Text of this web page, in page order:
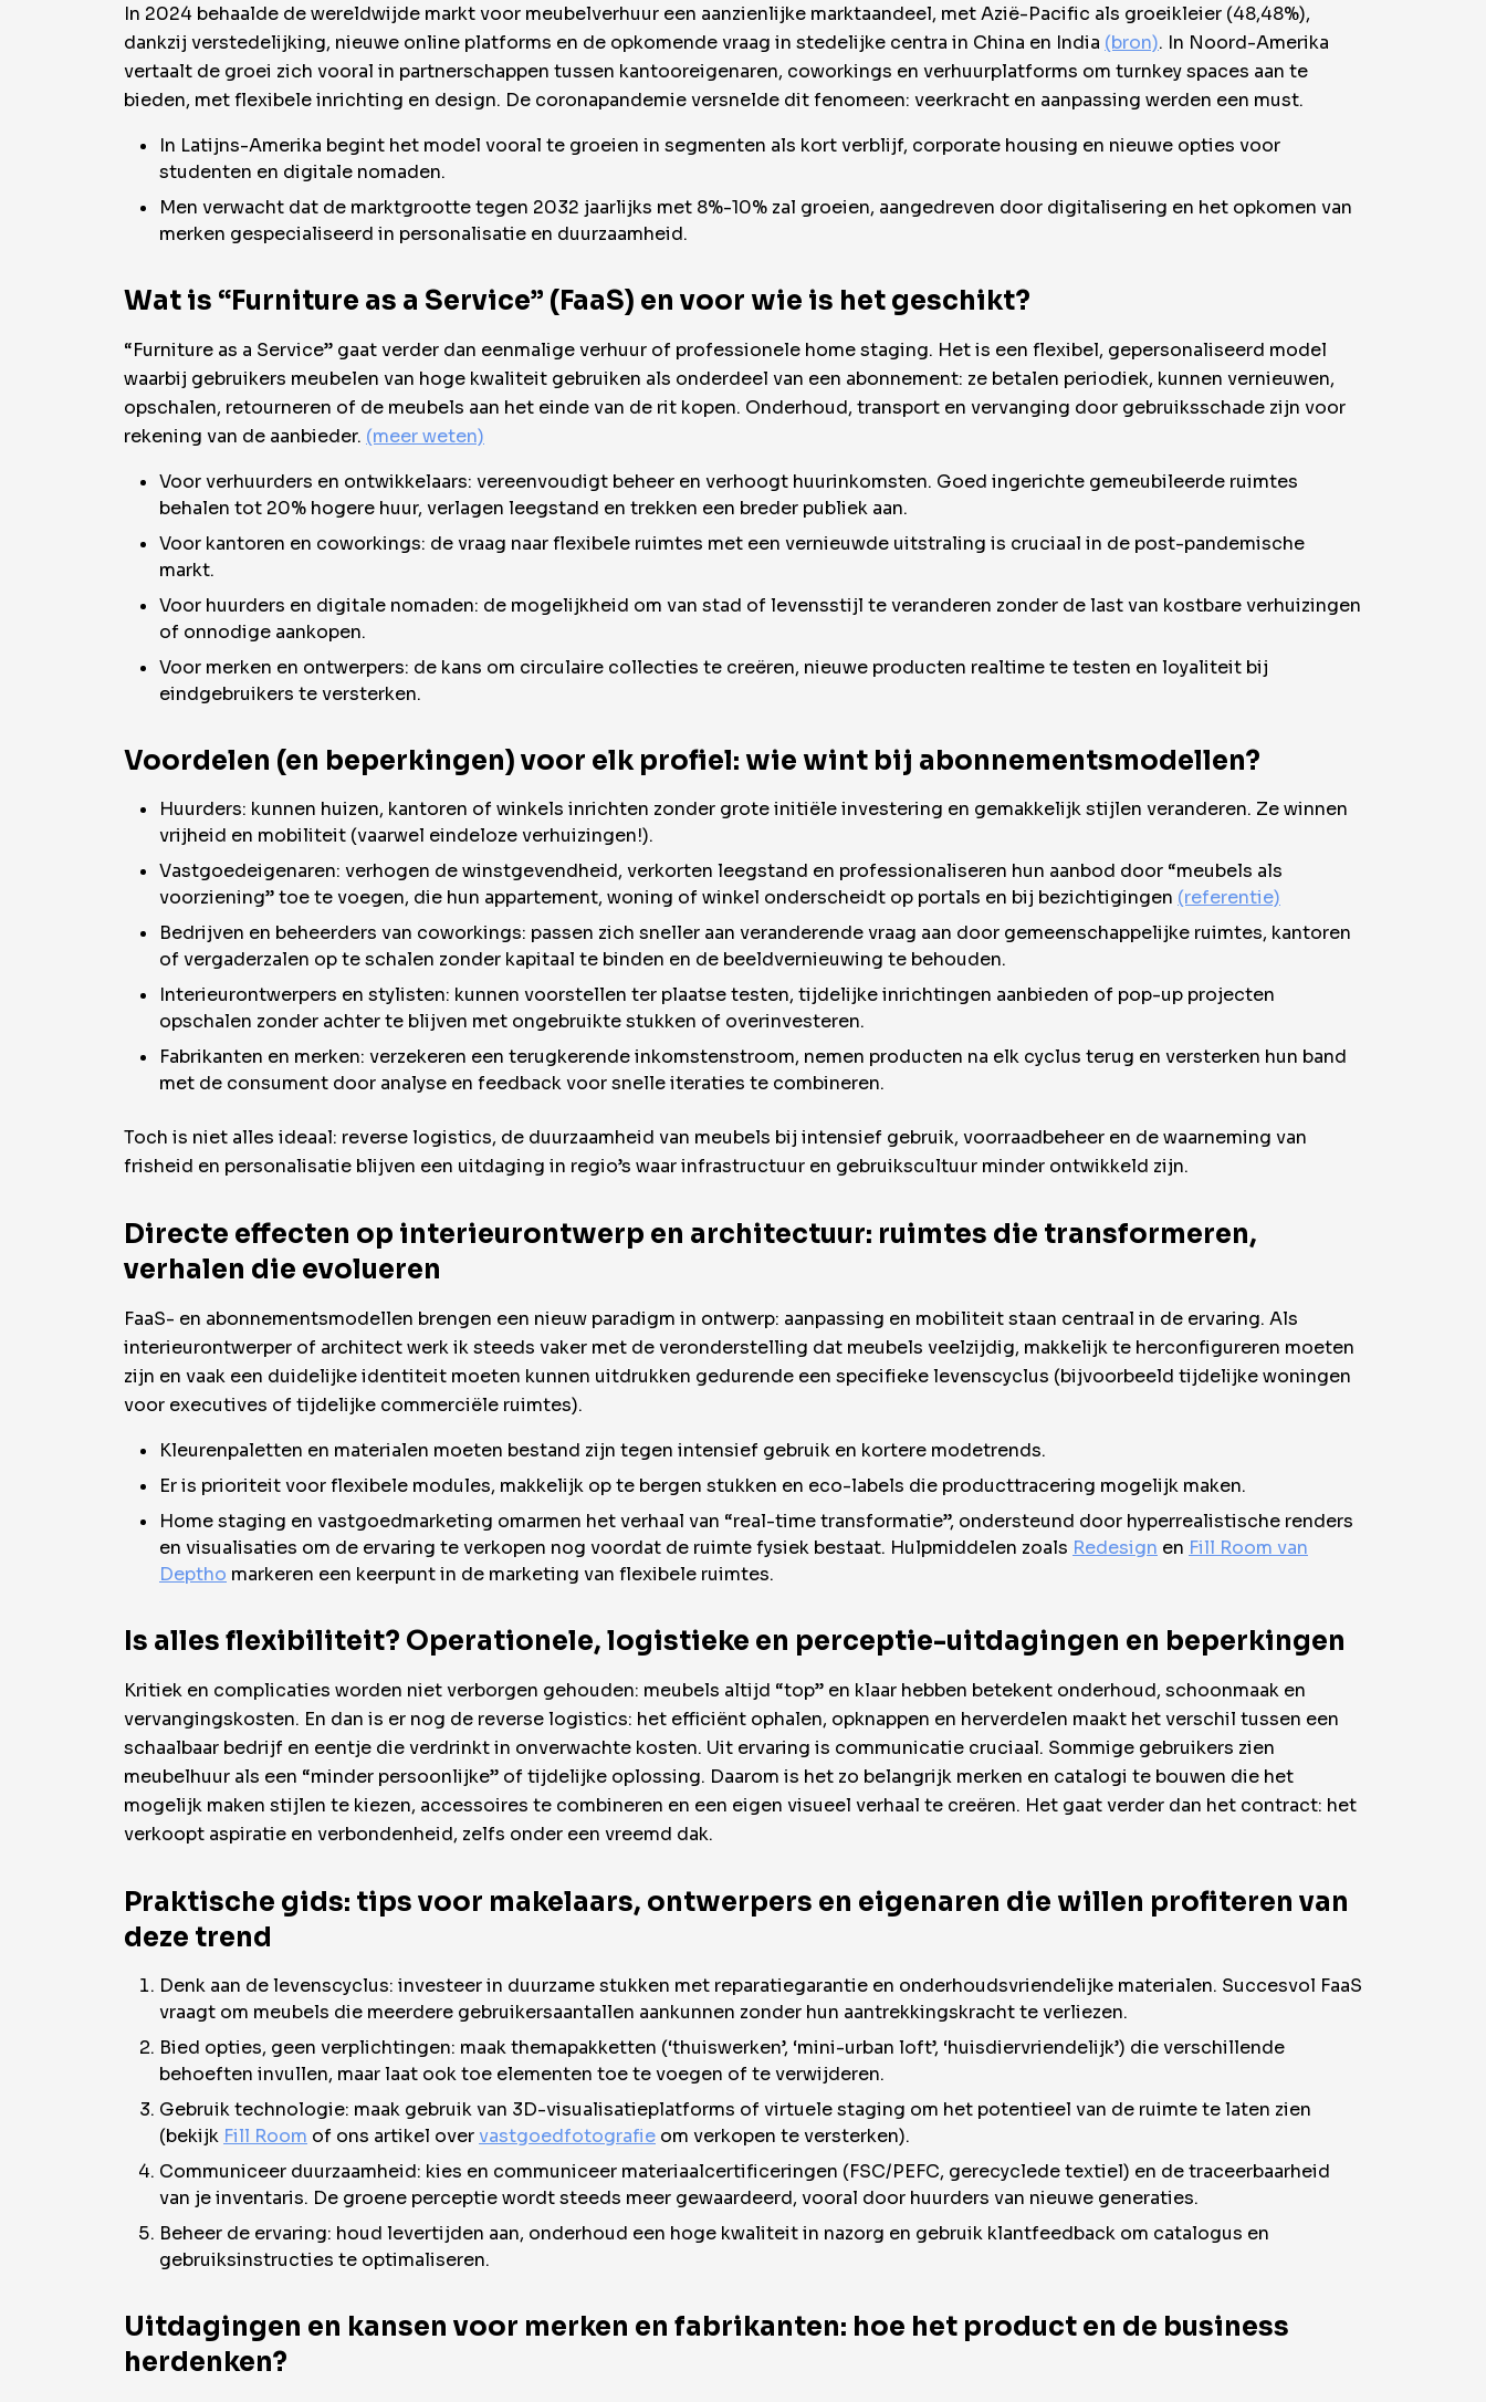
In 2024 behaalde de wereldwijde markt voor meubelverhuur een aanzienlijke marktaandeel, met Azië-Pacific als groeikleier (48,48%),
dankzij verstedelijking, nieuwe online platforms en de opkomende vraag in stedelijke centra in China en India (bron). In Noord-Amerika
vertaalt de groei zich vooral in partnerschappen tussen kantooreigenaren, coworkings en verhuurplatforms om turnkey spaces aan te
bieden, met flexibele inrichting en design. De coronapandemie versnelde dit fenomeen: veerkracht en aanpassing werden een must.
In Latijns-Amerika begint het model vooral te groeien in segmenten als kort verblijf, corporate housing en nieuwe opties voor
studenten en digitale nomaden.
Men verwacht dat de marktgrootte tegen 2032 jaarlijks met 8%-10% zal groeien, aangedreven door digitalisering en het opkomen van
merken gespecialiseerd in personalisatie en duurzaamheid.
Wat is “Furniture as a Service” (FaaS) en voor wie is het geschikt?
“Furniture as a Service” gaat verder dan eenmalige verhuur of professionele home staging. Het is een flexibel, gepersonaliseerd model
waarbij gebruikers meubelen van hoge kwaliteit gebruiken als onderdeel van een abonnement: ze betalen periodiek, kunnen vernieuwen,
opschalen, retourneren of de meubels aan het einde van de rit kopen. Onderhoud, transport en vervanging door gebruiksschade zijn voor
rekening van de aanbieder. (meer weten)
Voor verhuurders en ontwikkelaars: vereenvoudigt beheer en verhoogt huurinkomsten. Goed ingerichte gemeubileerde ruimtes
behalen tot 20% hogere huur, verlagen leegstand en trekken een breder publiek aan.
Voor kantoren en coworkings: de vraag naar flexibele ruimtes met een vernieuwde uitstraling is cruciaal in de post-pandemische
markt.
Voor huurders en digitale nomaden: de mogelijkheid om van stad of levensstijl te veranderen zonder de last van kostbare verhuizingen
of onnodige aankopen.
Voor merken en ontwerpers: de kans om circulaire collecties te creëren, nieuwe producten realtime te testen en loyaliteit bij
eindgebruikers te versterken.
Voordelen (en beperkingen) voor elk profiel: wie wint bij abonnementsmodellen?
Huurders: kunnen huizen, kantoren of winkels inrichten zonder grote initiële investering en gemakkelijk stijlen veranderen. Ze winnen
vrijheid en mobiliteit (vaarwel eindeloze verhuizingen!).
Vastgoedeigenaren: verhogen de winstgevendheid, verkorten leegstand en professionaliseren hun aanbod door “meubels als
voorziening” toe te voegen, die hun appartement, woning of winkel onderscheidt op portals en bij bezichtigingen (referentie)
Bedrijven en beheerders van coworkings: passen zich sneller aan veranderende vraag aan door gemeenschappelijke ruimtes, kantoren
of vergaderzalen op te schalen zonder kapitaal te binden en de beeldvernieuwing te behouden.
Interieurontwerpers en stylisten: kunnen voorstellen ter plaatse testen, tijdelijke inrichtingen aanbieden of pop-up projecten
opschalen zonder achter te blijven met ongebruikte stukken of overinvesteren.
Fabrikanten en merken: verzekeren een terugkerende inkomstenstroom, nemen producten na elk cyclus terug en versterken hun band
met de consument door analyse en feedback voor snelle iteraties te combineren.
Toch is niet alles ideaal: reverse logistics, de duurzaamheid van meubels bij intensief gebruik, voorraadbeheer en de waarneming van
frisheid en personalisatie blijven een uitdaging in regio’s waar infrastructuur en gebruikscultuur minder ontwikkeld zijn.
Directe effecten op interieurontwerp en architectuur: ruimtes die transformeren,
verhalen die evolueren
FaaS- en abonnementsmodellen brengen een nieuw paradigm in ontwerp: aanpassing en mobiliteit staan centraal in de ervaring. Als
interieurontwerper of architect werk ik steeds vaker met de veronderstelling dat meubels veelzijdig, makkelijk te herconfigureren moeten
zijn en vaak een duidelijke identiteit moeten kunnen uitdrukken gedurende een specifieke levenscyclus (bijvoorbeeld tijdelijke woningen
voor executives of tijdelijke commerciële ruimtes).
Kleurenpaletten en materialen moeten bestand zijn tegen intensief gebruik en kortere modetrends.
Er is prioriteit voor flexibele modules, makkelijk op te bergen stukken en eco-labels die producttracering mogelijk maken.
Home staging en vastgoedmarketing omarmen het verhaal van “real-time transformatie”, ondersteund door hyperrealistische renders
en visualisaties om de ervaring te verkopen nog voordat de ruimte fysiek bestaat. Hulpmiddelen zoals Redesign en Fill Room van
Deptho markeren een keerpunt in de marketing van flexibele ruimtes.
Is alles flexibiliteit? Operationele, logistieke en perceptie-uitdagingen en beperkingen
Kritiek en complicaties worden niet verborgen gehouden: meubels altijd “top” en klaar hebben betekent onderhoud, schoonmaak en
vervangingskosten. En dan is er nog de reverse logistics: het efficiënt ophalen, opknappen en herverdelen maakt het verschil tussen een
schaalbaar bedrijf en eentje die verdrinkt in onverwachte kosten. Uit ervaring is communicatie cruciaal. Sommige gebruikers zien
meubelhuur als een “minder persoonlijke” of tijdelijke oplossing. Daarom is het zo belangrijk merken en catalogi te bouwen die het
mogelijk maken stijlen te kiezen, accessoires te combineren en een eigen visueel verhaal te creëren. Het gaat verder dan het contract: het
verkoopt aspiratie en verbondenheid, zelfs onder een vreemd dak.
Praktische gids: tips voor makelaars, ontwerpers en eigenaren die willen profiteren van
deze trend
Denk aan de levenscyclus: investeer in duurzame stukken met reparatiegarantie en onderhoudsvriendelijke materialen. Succesvol FaaS
vraagt om meubels die meerdere gebruikersaantallen aankunnen zonder hun aantrekkingskracht te verliezen.
Bied opties, geen verplichtingen: maak themapakketten (‘thuiswerken’, ‘mini-urban loft’, ‘huisdiervriendelijk’) die verschillende
behoeften invullen, maar laat ook toe elementen toe te voegen of te verwijderen.
Gebruik technologie: maak gebruik van 3D-visualisatieplatforms of virtuele staging om het potentieel van de ruimte te laten zien
(bekijk Fill Room of ons artikel over vastgoedfotografie om verkopen te versterken).
Communiceer duurzaamheid: kies en communiceer materiaalcertificeringen (FSC/PEFC, gerecyclede textiel) en de traceerbaarheid
van je inventaris. De groene perceptie wordt steeds meer gewaardeerd, vooral door huurders van nieuwe generaties.
Beheer de ervaring: houd levertijden aan, onderhoud een hoge kwaliteit in nazorg en gebruik klantfeedback om catalogus en
gebruiksinstructies te optimaliseren.
Uitdagingen en kansen voor merken en fabrikanten: hoe het product en de business
herdenken?